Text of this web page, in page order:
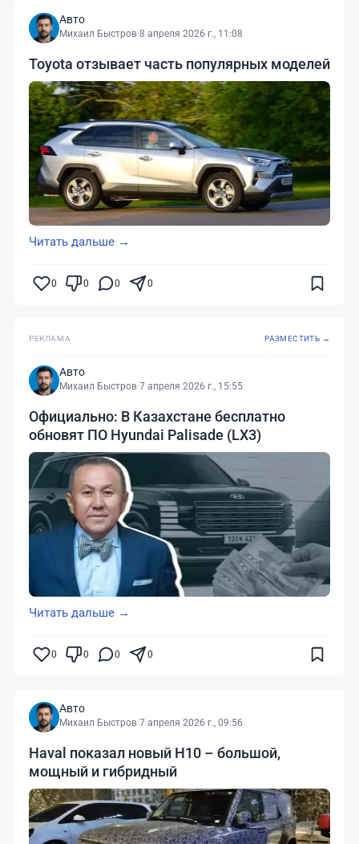
Авто
Михаил Быстров·8 апреля 2026 г., 11:08
Toyota отзывает часть популярных моделей
Читать дальше →
0 0 0 0
РЕКЛАМА РАЗМЕСТИТЬ →
Авто
Михаил Быстров·7 апреля 2026 г., 15:55
Официально: В Казахстане бесплатно
обновят ПО Hyundai Palisade (LX3)
Читать дальше →
0 0 0 0
Авто
Михаил Быстров·7 апреля 2026 г., 09:56
Haval показал новый H10 – большой,
мощный и гибридный